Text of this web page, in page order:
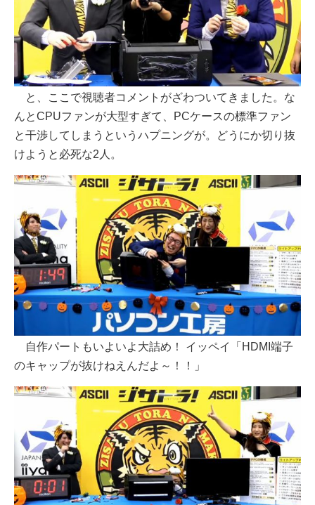
と、ここで視聴者コメントがざわついてきました。な
んとCPUファンが大型すぎて、PCケースの標準ファン
と干渉してしまうというハプニングが。どうにか切り抜
けようと必死な2人。
自作パートもいよいよ大詰め！ イッペイ「HDMI端子
のキャップが抜けねえんだよ～！！」